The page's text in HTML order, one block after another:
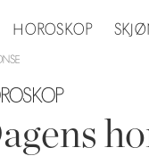
HOROSKOP